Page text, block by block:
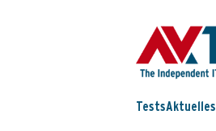
TestsAktuelles